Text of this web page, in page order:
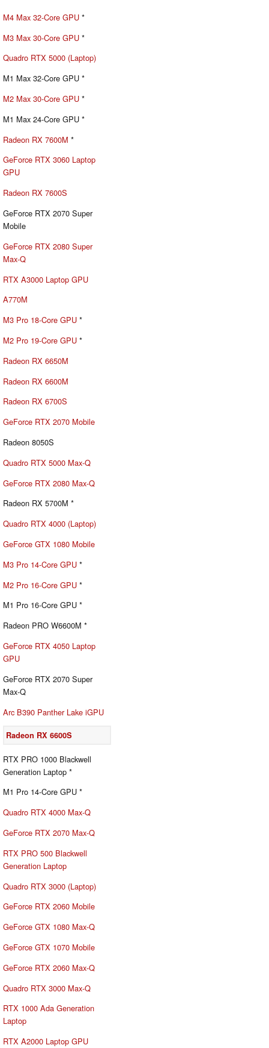
M4 Max 32-Core GPU *
M3 Max 30-Core GPU *
Quadro RTX 5000 (Laptop)
M1 Max 32-Core GPU *
M2 Max 30-Core GPU *
M1 Max 24-Core GPU *
Radeon RX 7600M *
GeForce RTX 3060 Laptop
GPU
Radeon RX 7600S
GeForce RTX 2070 Super
Mobile
GeForce RTX 2080 Super
Max-Q
RTX A3000 Laptop GPU
A770M
M3 Pro 18-Core GPU *
M2 Pro 19-Core GPU *
Radeon RX 6650M
Radeon RX 6600M
Radeon RX 6700S
GeForce RTX 2070 Mobile
Radeon 8050S
Quadro RTX 5000 Max-Q
GeForce RTX 2080 Max-Q
Radeon RX 5700M *
Quadro RTX 4000 (Laptop)
GeForce GTX 1080 Mobile
M3 Pro 14-Core GPU *
M2 Pro 16-Core GPU *
M1 Pro 16-Core GPU *
Radeon PRO W6600M *
GeForce RTX 4050 Laptop
GPU
GeForce RTX 2070 Super
Max-Q
Arc B390 Panther Lake iGPU
Radeon RX 6600S
RTX PRO 1000 Blackwell
Generation Laptop *
M1 Pro 14-Core GPU *
Quadro RTX 4000 Max-Q
GeForce RTX 2070 Max-Q
RTX PRO 500 Blackwell
Generation Laptop
Quadro RTX 3000 (Laptop)
GeForce RTX 2060 Mobile
GeForce GTX 1080 Max-Q
GeForce GTX 1070 Mobile
GeForce RTX 2060 Max-Q
Quadro RTX 3000 Max-Q
RTX 1000 Ada Generation
Laptop
RTX A2000 Laptop GPU